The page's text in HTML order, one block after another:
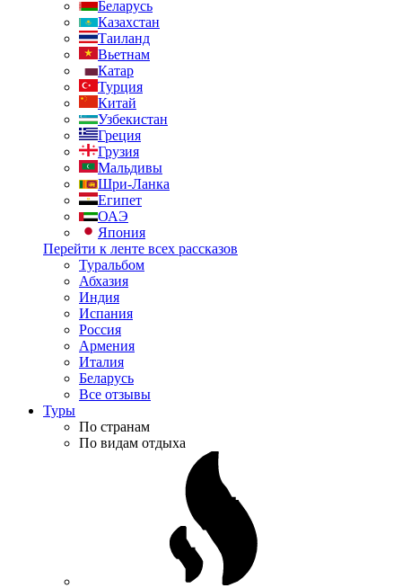
Беларусь
Казахстан
Таиланд
Вьетнам
Катар
Турция
Китай
Узбекистан
Греция
Грузия
Мальдивы
Шри-Ланка
Египет
ОАЭ
Япония
Перейти к ленте всех рассказов
Туральбом
Абхазия
Индия
Испания
Россия
Армения
Италия
Беларусь
Все отзывы
Туры
По странам
По видам отдыха